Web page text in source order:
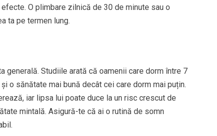
O plimbare zilnică de 30 de minute sau o
ta pe termen lung.
Studiile arată că oamenii care dorm între 7
o sănătate mai bună decât cei care dorm mai puțin.
iar lipsa lui poate duce la un risc crescut de
mintală. Asigură-te că ai o rutină de somn